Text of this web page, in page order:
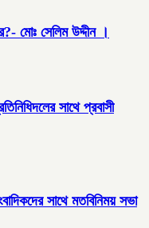
মোঃ সেলিম উদ্দীন ।
সাথে প্রবাসী
সাথে মতবিনিময় সভা